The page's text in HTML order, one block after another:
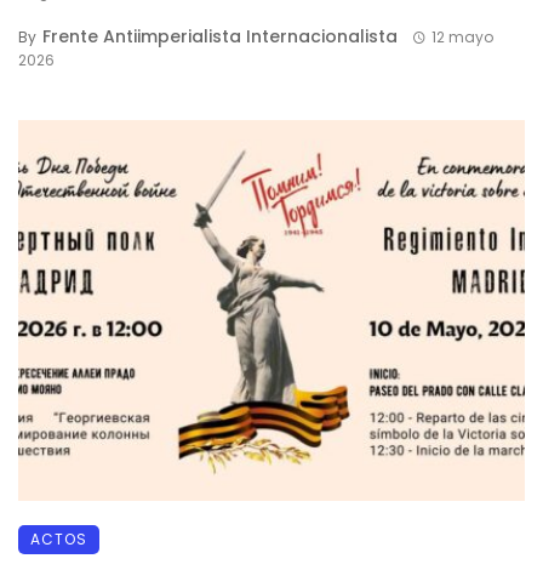
By Frente Antiimperialista Internacionalista
12 mayo
2026
ACTOS